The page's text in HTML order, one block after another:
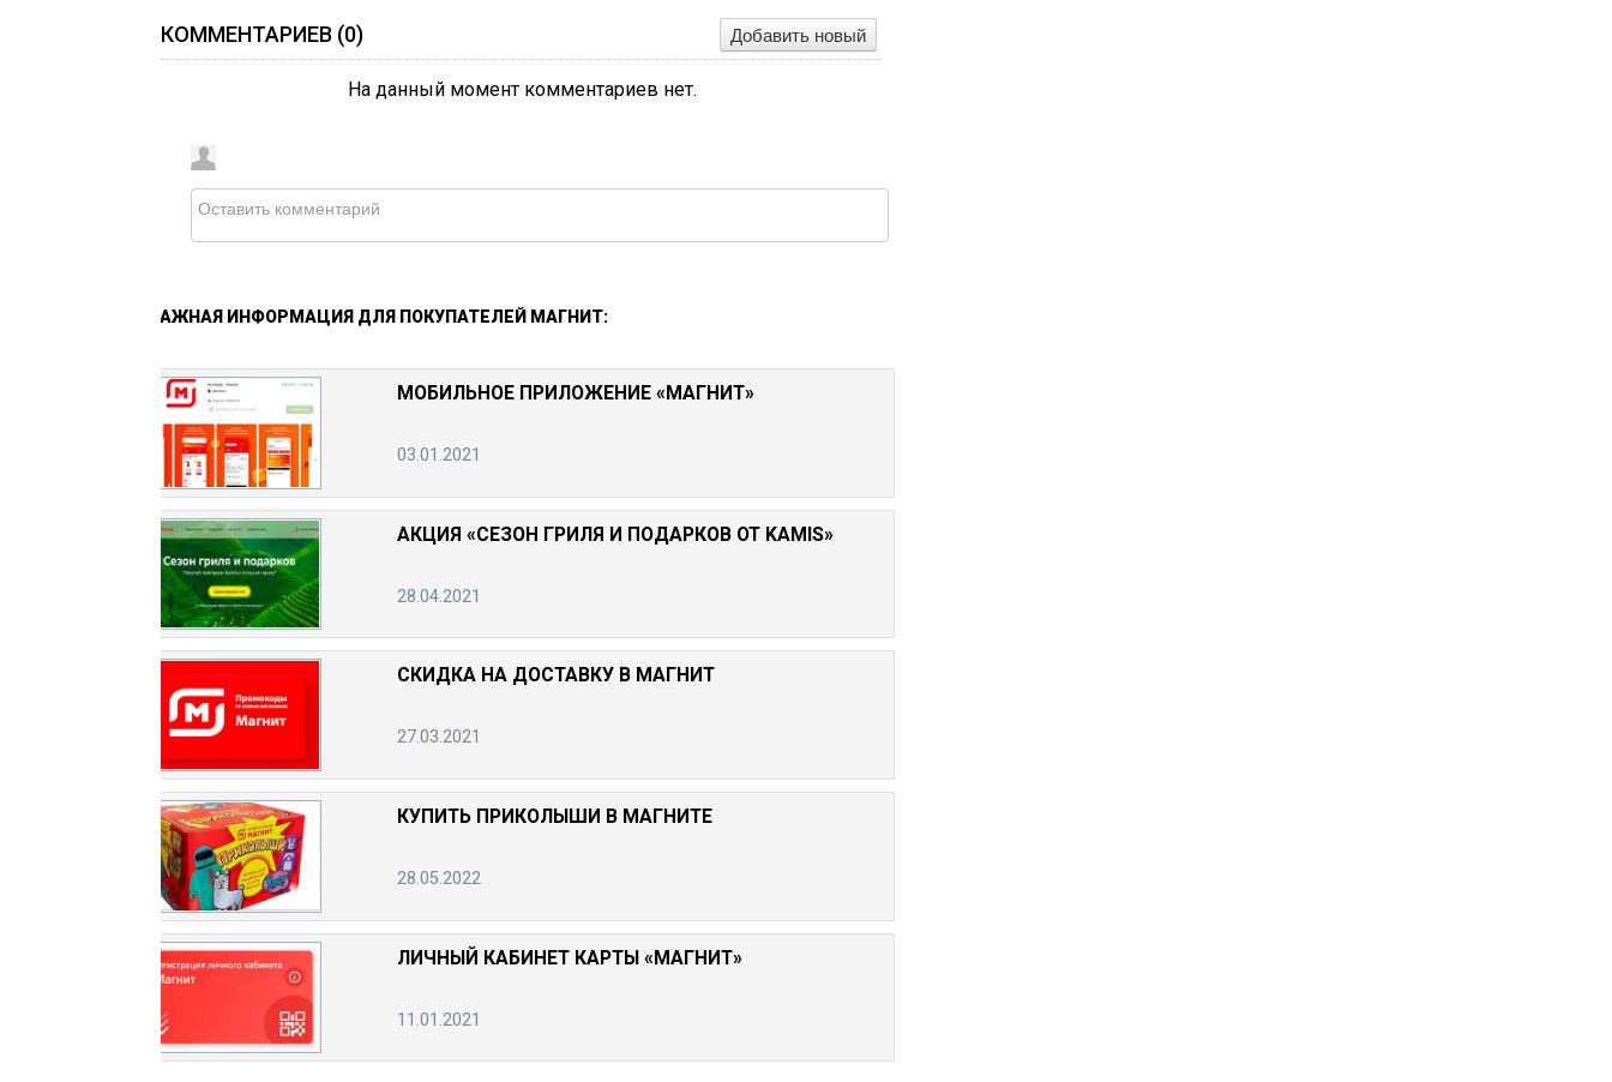
КОММЕНТАРИЕВ (0) Добавить новый
На данный момент комментариев нет.
ВАЖНАЯ ИНФОРМАЦИЯ ДЛЯ ПОКУПАТЕЛЕЙ МАГНИТ:
МОБИЛЬНОЕ ПРИЛОЖЕНИЕ «МАГНИТ»
03.01.2021
АКЦИЯ «СЕЗОН ГРИЛЯ И ПОДАРКОВ ОТ KAMIS»
28.04.2021
СКИДКА НА ДОСТАВКУ В МАГНИТ
27.03.2021
КУПИТЬ ПРИКОЛЫШИ В МАГНИТЕ
28.05.2022
ЛИЧНЫЙ КАБИНЕТ КАРТЫ «МАГНИТ»
11.01.2021